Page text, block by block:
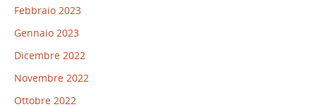
Febbraio 2023
Gennaio 2023
Dicembre 2022
Novembre 2022
Ottobre 2022